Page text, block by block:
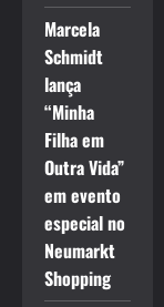
Marcela
Schmidt
lança
“Minha
Filha em
Outra Vida”
em evento
especial no
Neumarkt
Shopping